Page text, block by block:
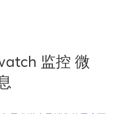
监控 微